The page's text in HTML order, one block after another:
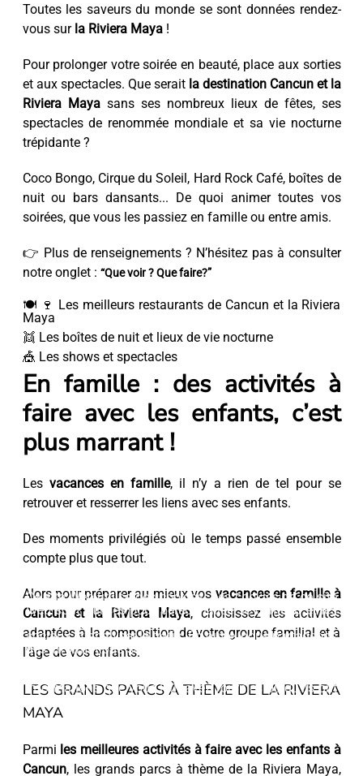
Toutes les saveurs du monde se sont données rendez-
vous sur la Riviera Maya!
Pour prolonger votre soirée en beauté, place aux sorties
et aux spectacles. Que serait la destination Cancun et la
Riviera Mayasans ses nombreux lieux de fêtes, ses
spectacles de renommée mondiale et sa vie nocturne
trépidante ?
Coco Bongo, Cirque du Soleil, Hard Rock Café, boîtes de
nuit ou bars dansants... De quoi animer toutes vos
soirées, que vous les passiez en famille ou entre amis.
👉 Plus de renseignements ? N’hésitez pas à consulter
notre onglet : “Que voir ? Que faire?”
🍽️ 🍷 Les meilleurs restaurants de Cancun et la Riviera
Maya
👯 Les boîtes de nuit et lieux de vie nocturne
🎪 Les shows et spectacles
En famille : des activités à
faire avec les enfants, c’est
plus marrant !
Les vacances en famille, il n’y a rien de tel pour se
retrouver et resserrer les liens avec ses enfants.
Des moments privilégiés où le temps passé ensemble
compte plus que tout.
Alors pour préparer au mieux vos vacances en famille à
Cancun et la Riviera Maya, choisissez les activités
adaptées à la composition de votre groupe familial et à
l’âge de vos enfants.
LES GRANDS PARCS À THÈME DE LA RIVIERA
MAYA
Parmi les meilleures activités à faire avec les enfants à
Cancun, les grands parcs à thème de la Riviera Maya,
Ce site Web utilise des cookies. Les cookies de ce site
Web sont utilisés pour personnaliser le contenu et les
publicités, fournir des fonctionnalités de médias
sociaux et analyser le trafic. En outre, nous partageons
des informations sur votre utilisation du site Web avec
nos partenaires de médias sociaux, de publicité et
informations que vous leur avez fournies ou qu'ils ont
collectées lors de votre utilisation de leurs services.